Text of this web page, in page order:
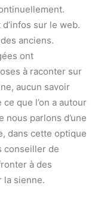
sur le web.
anciens.
ont
à raconter sur
aucun savoir
ce que l’on a autour
nous parlons d’une
dans cette optique
conseiller de
à des
la sienne.